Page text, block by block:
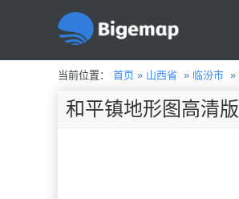
当前位置： 首页 » 山西省 » 临汾市 »
和平镇地形图高清